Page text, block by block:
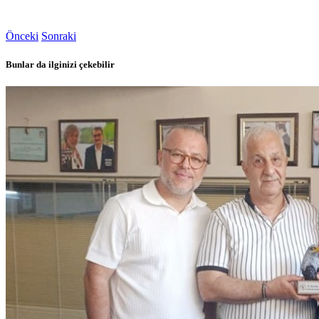
Önceki Sonraki
Bunlar da ilginizi çekebilir